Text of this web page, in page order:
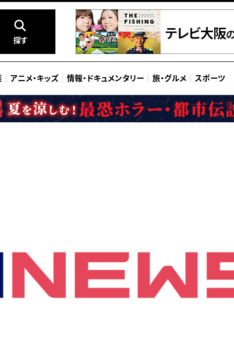
探す
アニメ・キッズ 情報・ ドキュメンタリー 旅・グルメ スポーツ